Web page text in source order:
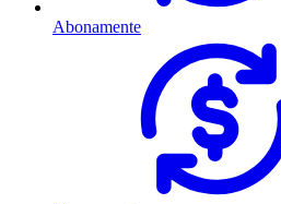
Abonamente